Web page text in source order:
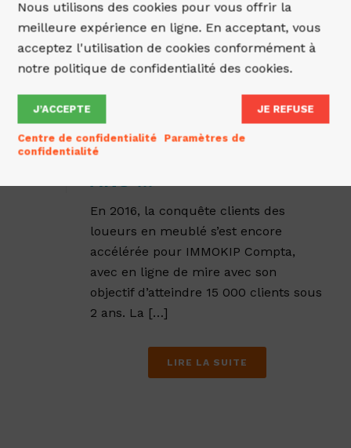
3
dans la catégorie
14 septembre 2017
IMMOKIP COMPTA :
15 000 CLIENTS DANS 2
En 2016, la conquête clients des
loueurs en meublé s’est encore
accélérée pour IMMOKIP Compta,
avec en ligne de mire avec son
objectif d’atteindre 15 000 clients sous
2 ans. La […]
LIRE LA SUITE
Nous utilisons des cookies pour vous offrir la
meilleure expérience en ligne. En acceptant, vous
acceptez l'utilisation de cookies conformément à
notre politique de confidentialité des cookies.
J’ACCEPTE JE REFUSE
Centre de confidentialité
Paramètres de
confidentialité